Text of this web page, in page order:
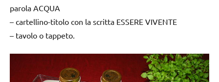
parola ACQUA
– cartellino-titolo con la scritta ESSERE VIVENTE
– tavolo o tappeto.